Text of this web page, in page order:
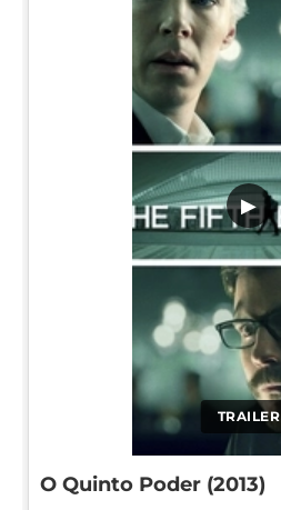
TRAILER
▶
O Quinto Poder (2013)